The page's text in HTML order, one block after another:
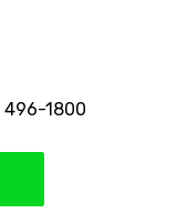
496-1800